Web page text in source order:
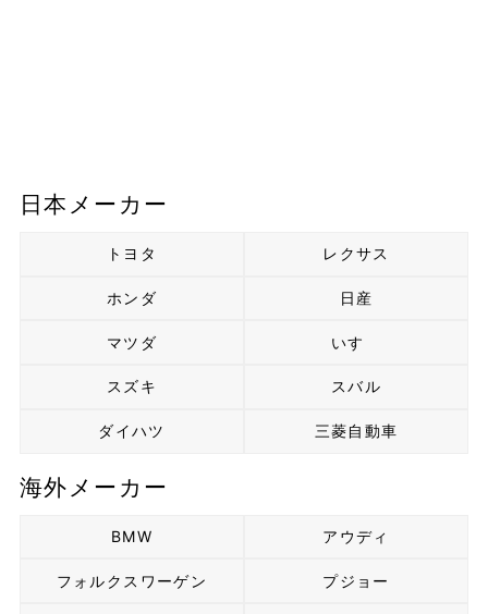
日本メーカー
トヨタ レクサス
ホンダ 日産
マツダ いすゞ
スズキ スバル
ダイハツ 三菱自動車
海外メーカー
BMW アウディ
フォルクスワーゲン プジョー